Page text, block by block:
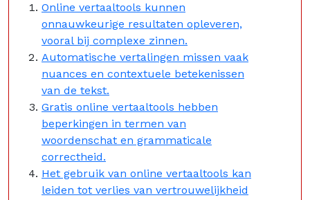
Online vertaaltools kunnen
onnauwkeurige resultaten opleveren,
vooral bij complexe zinnen.
Automatische vertalingen missen vaak
nuances en contextuele betekenissen
van de tekst.
Gratis online vertaaltools hebben
beperkingen in termen van
woordenschat en grammaticale
correctheid.
Het gebruik van online vertaaltools kan
leiden tot verlies van vertrouwelijkheid